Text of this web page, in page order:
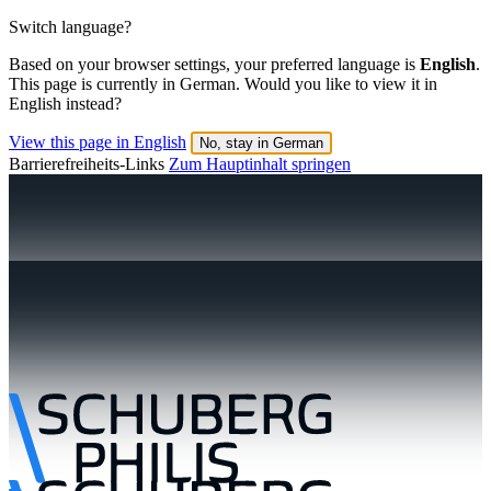
Switch language?
Based on your browser settings, your preferred language is English.
This page is currently in German. Would you like to view it in
English instead?
View this page in English No, stay in German
Barrierefreiheits-Links Zum Hauptinhalt springen